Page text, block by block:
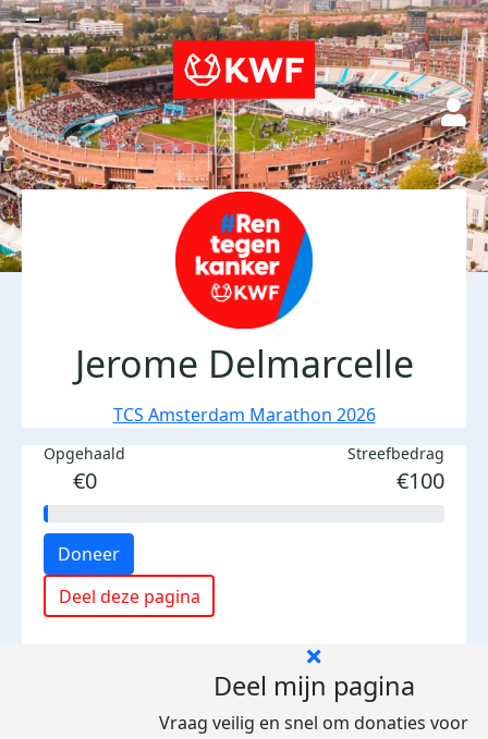
Jerome Delmarcelle
TCS Amsterdam Marathon 2026
Opgehaald
€0
Streefbedrag
€100
Doneer
Deel deze pagina
Deel mijn pagina
Vraag veilig en snel om donaties voor